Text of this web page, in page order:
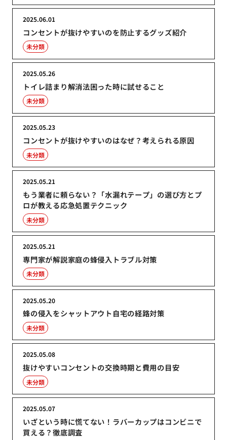
コンセントが抜けやすいのを防止するグッズ紹介
2025.06.01
未分類
トイレ詰まり解消法困った時に試せること
2025.05.26
未分類
コンセントが抜けやすいのはなぜ？考えられる原因
2025.05.23
未分類
もう業者に頼らない？「水漏れテープ」の選び方とプ
ロが教える応急処置テクニック
2025.05.21
未分類
専門家が解説家庭の蜂侵入トラブル対策
2025.05.21
未分類
蜂の侵入をシャットアウト自宅の経路対策
2025.05.20
未分類
抜けやすいコンセントの交換時期と費用の目安
2025.05.08
未分類
いざという時に慌てない！ラバーカップはコンビニで
買える？徹底調査
2025.05.07